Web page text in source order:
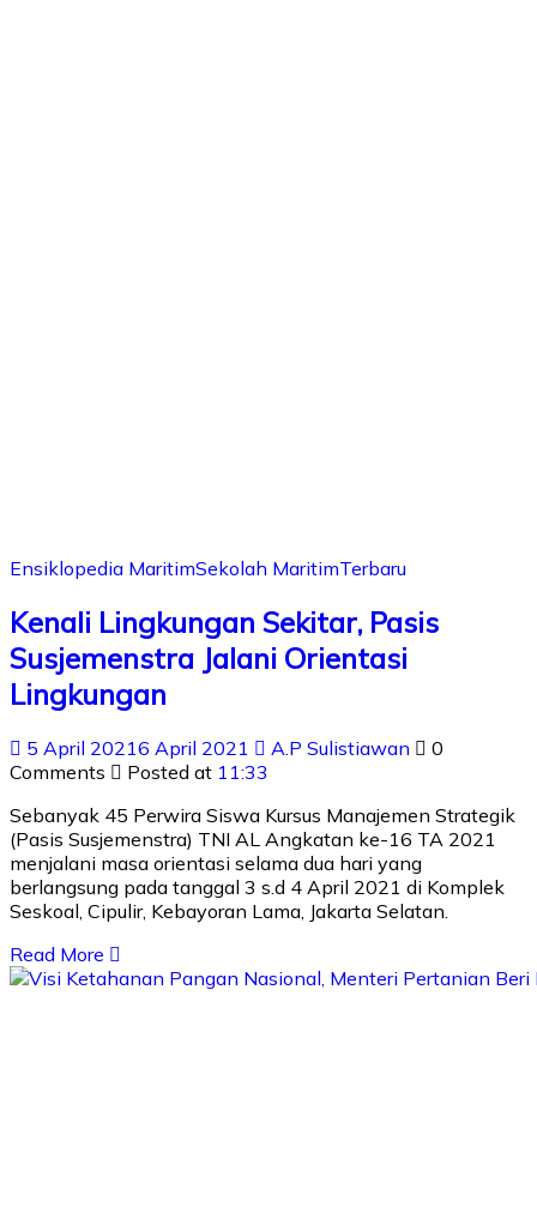
Ensiklopedia MaritimSekolah MaritimTerbaru
Kenali Lingkungan Sekitar, Pasis
Susjemenstra Jalani Orientasi
Lingkungan
5 April 20216 April 2021 A.P Sulistiawan
0
Comments
Posted at 11:33
Sebanyak 45 Perwira Siswa Kursus Manajemen Strategik
(Pasis Susjemenstra) TNI AL Angkatan ke-16 TA 2021
menjalani masa orientasi selama dua hari yang
berlangsung pada tanggal 3 s.d 4 April 2021 di Komplek
Seskoal, Cipulir, Kebayoran Lama, Jakarta Selatan.
Read More